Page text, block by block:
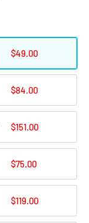
$49.00
$84.00
$151.00
$75.00
$119.00